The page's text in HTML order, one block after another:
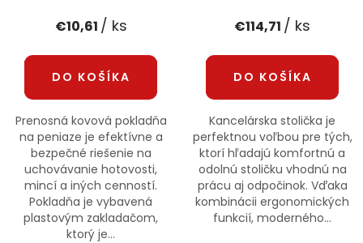
€10,61 / ks
DO KOŠÍKA
Prenosná kovová pokladňa
na peniaze je efektívne a
bezpečné riešenie na
uchovávanie hotovosti,
mincí a iných cenností.
Pokladňa je vybavená
plastovým zakladačom,
ktorý je...
€114,71 / ks
DO KOŠÍKA
Kancelárska stolička je
perfektnou voľbou pre tých,
ktorí hľadajú komfortnú a
odolnú stoličku vhodnú na
prácu aj odpočinok. Vďaka
kombinácii ergonomických
funkcií, moderného...